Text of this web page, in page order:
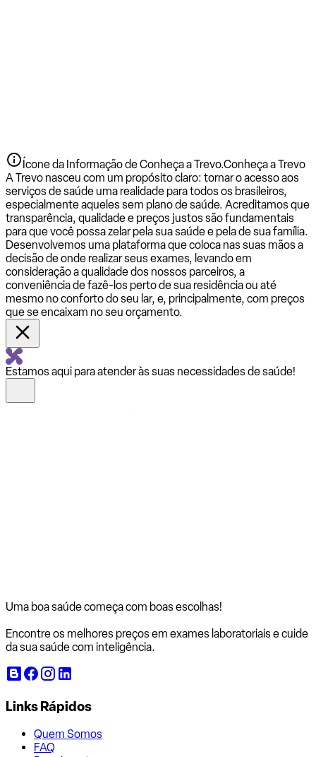
Ícone da Informação de Conheça a Trevo.Conheça a Trevo
A Trevo nasceu com um propósito claro: tornar o acesso aos
serviços de saúde uma realidade para todos os brasileiros,
especialmente aqueles sem plano de saúde. Acreditamos que
transparência, qualidade e preços justos são fundamentais
para que você possa zelar pela sua saúde e pela de sua família.
Desenvolvemos uma plataforma que coloca nas suas mãos a
decisão de onde realizar seus exames, levando em
consideração a qualidade dos nossos parceiros, a
conveniência de fazê-los perto de sua residência ou até
mesmo no conforto do seu lar, e, principalmente, com preços
que se encaixam no seu orçamento.
Estamos aqui para atender às suas necessidades de saúde!
Uma boa saúde começa com boas escolhas!
Encontre os melhores preços em exames laboratoriais e cuide
da sua saúde com inteligência.
Links Rápidos
Quem Somos
FAQ